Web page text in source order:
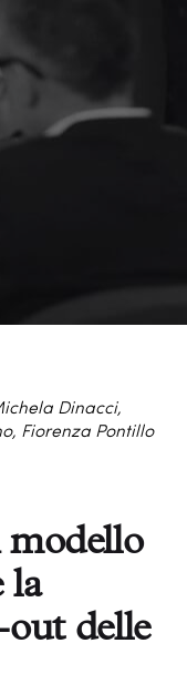
Dinacci,
Fiorenza Pontillo
la
delle